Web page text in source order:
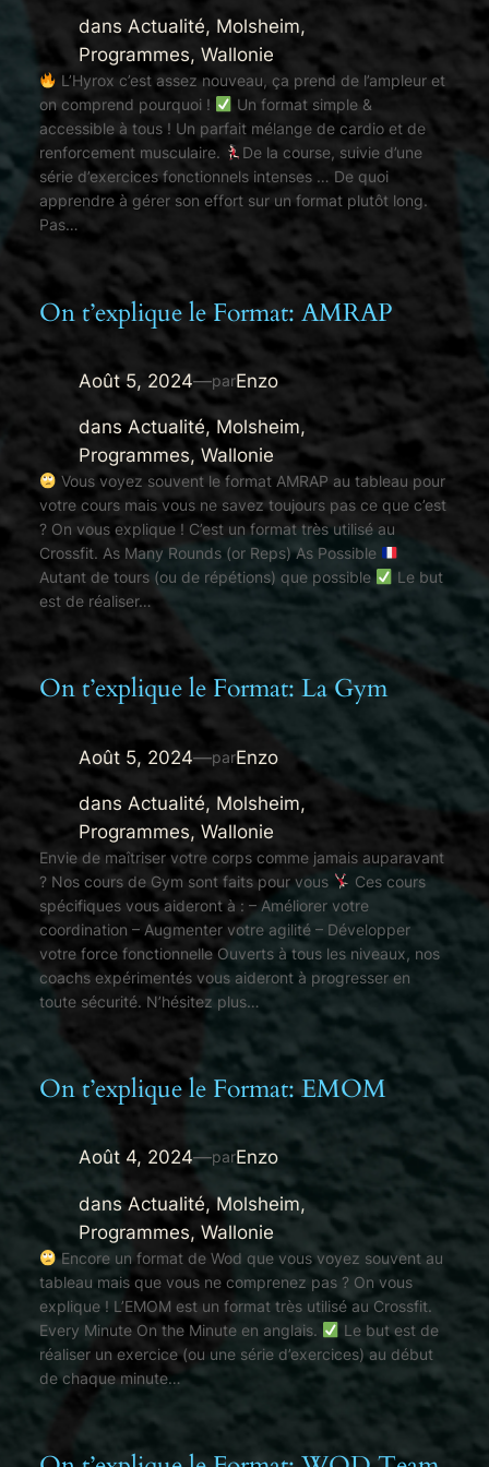
dans Actualité, Molsheim
Programmes, Wallonie
L’Hyrox c’est assez nouveau, ça prend de l’ampleur et
on comprend pourquoi !
Un format simple &
accessible à tous ! Un parfait mélange de cardio et de
renforcement musculaire.
De la course, suivie d’une
série d’exercices fonctionnels intenses … De quoi
apprendre à gérer son effort sur un format plutôt long.
Pas…
On t’explique le Format: AMRAP
Août 5, 2024—parEnzo
dansActualité, Molsheim
Programmes, Wallonie
Vous voyez souvent le format AMRAP au tableau pour
votre cours mais vous ne savez toujours pas ce que c’est
? On vous explique ! C’est un format très utilisé au
Crossfit. As Many Rounds (or Reps) As Possible
Autant de tours (ou de répétions) que possible
Le but
est de réaliser…
On t’explique le Format: La Gym
Août 5, 2024—parEnzo
dans Actualité, Molsheim
Programmes, Wallonie
Envie de maîtriser votre corps comme jamais auparavant
? Nos cours de Gym sont faits pour vous
Ces cours
spécifiques vous aideront à : – Améliorer votre
coordination – Augmenter votre agilité – Développer
votre force fonctionnelle Ouverts à tous les niveaux, nos
coachs expérimentés vous aideront à progresser en
toute sécurité. N’hésitez plus…
On t’explique le Format: EMOM
Août 4, 2024—parEnzo
dans Actualité, Molsheim ,
Programmes, Wallonie
Encore un format de Wod que vous voyez souvent au
tableau mais que vous ne comprenez pas ? On vous
explique ! L’EMOM est un format très utilisé au Crossfit.
Every Minute On the Minute en anglais.
Le but est de
réaliser un exercice (ou une série d’exercices) au début
de chaque minute…